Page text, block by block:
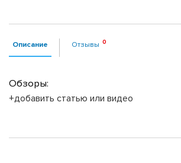
Описание Отзывы
Обзоры:
+добавить статью или видео